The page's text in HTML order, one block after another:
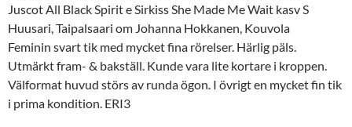
Juscot All Black Spirit e Sirkiss She Made Me Wait kasv S
Huusari, Taipalsaari om Johanna Hokkanen, Kouvola
Feminin svart tik med mycket fina rörelser. Härlig päls.
Utmärkt fram- & bakställ. Kunde vara lite kortare i kroppen.
Välformat huvud störs av runda ögon. I övrigt en mycket fin tik
i prima kondition. ERI3